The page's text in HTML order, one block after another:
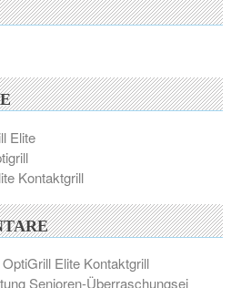
Elite
Kontaktgrill
Elite Kontaktgrill
Senioren-Überraschungsei